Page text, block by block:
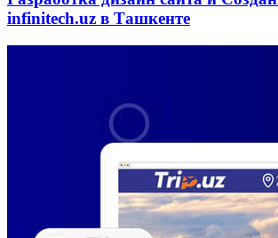
infinitech.uz в Ташкенте